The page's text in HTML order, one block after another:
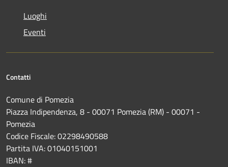
Luoghi
Eventi
Contatti
Comune di Pomezia
Piazza Indipendenza, 8 - 00071 Pomezia (RM) - 00071 -
Pomezia
Codice Fiscale: 02298490588
Partita IVA: 01040151001
IBAN: #